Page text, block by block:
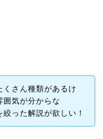
くさん種類があるけ
囲気が分からな
った解説が欲しい！